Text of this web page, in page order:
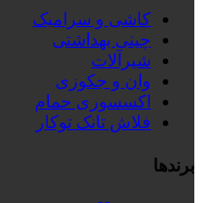
کاشی و سرامیک
چینی بهداشتی
شیرآلات
وان و جکوزی
اکسسوری حمام
فلاش تانک توکار
برندها